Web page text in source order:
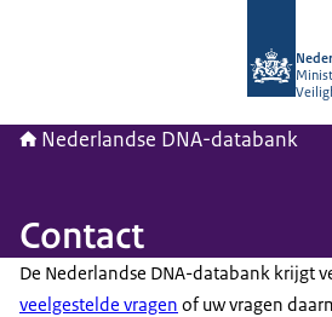
Nederlandse DNA-databank
Contact
De Nederlandse DNA-databank krijgt
veelgestelde vragen of uw vragen